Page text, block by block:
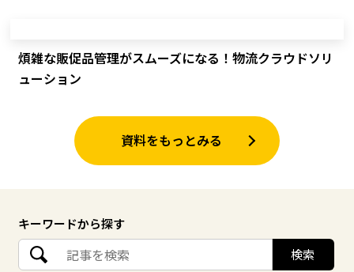
煩雑な販促品管理がスムーズになる！物流クラウドソリ
ューション
資料をもっとみる
キーワードから探す